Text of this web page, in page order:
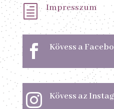
h Impresszum
 Kövess a
 Kövess az